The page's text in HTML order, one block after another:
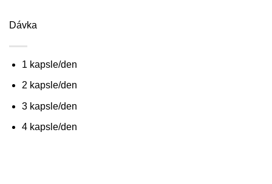
Dávka
1 kapsle/den
2 kapsle/den
3 kapsle/den
4 kapsle/den